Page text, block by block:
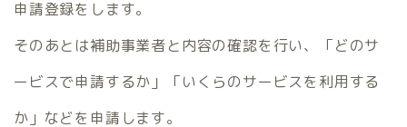
申請登録をします。
そのあとは補助事業者と内容の確認を行い、「どのサ
ービスで申請するか」「いくらのサービスを利用する
か」などを申請します。